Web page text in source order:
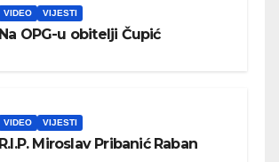
VIDEO VIJESTI
Na OPG-u obitelji Čupić
VIDEO VIJESTI
R.I.P. Miroslav Pribanić Raban